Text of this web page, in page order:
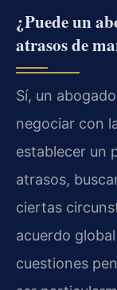
¿Puede un
atrasos de
Sí, un
negociar con
establecer un
atrasos,
ciertas
acuerdo
cuestiones